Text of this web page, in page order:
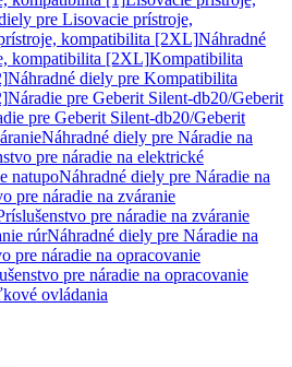
pre Lisovacie prístroje,
kompatibilita [2XL]Náhradné
kompatibilita [2XL]Kompatibilita
Náhradné diely pre Kompatibilita
Náradie pre Geberit Silent-db20/Geberit
pre Geberit Silent-db20/Geberit
Náhradné diely pre Náradie na
pre náradie na elektrické
natupoNáhradné diely pre Náradie na
pre náradie na zváranie
pre náradie na zváranie
rúrNáhradné diely pre Náradie na
pre náradie na opracovanie
pre náradie na opracovanie
ovládania